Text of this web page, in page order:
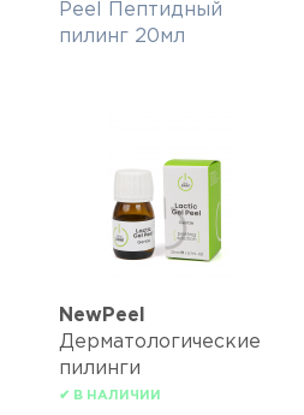
Peel Пептидный
пилинг 20мл
NewPeel
Дерматологические
пилинги
✔ В НАЛИЧИИ